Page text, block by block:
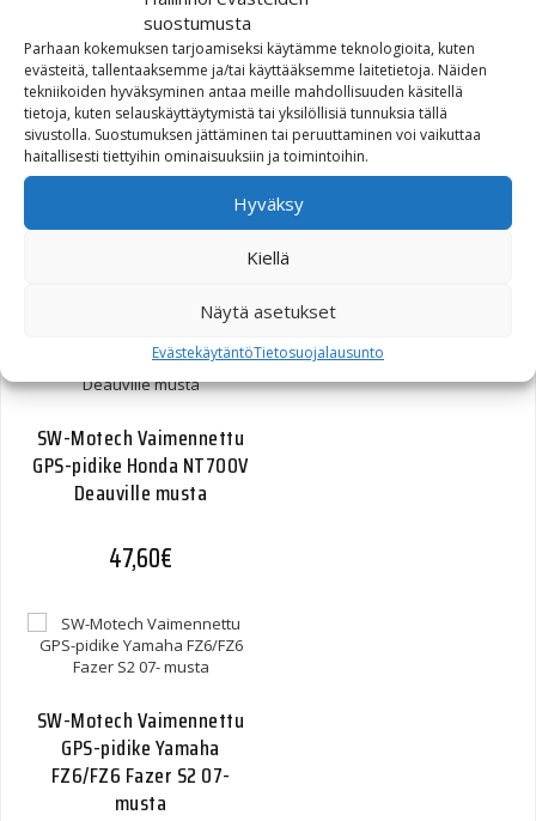
suostumusta
Parhaan kokemuksen tarjoamiseksi käytämme teknologioita, kuten
evästeitä, tallentaaksemme ja/tai käyttääksemme laitetietoja. Näiden
tekniikoiden hyväksyminen antaa meille mahdollisuuden käsitellä
tietoja, kuten selauskäyttäytymistä tai yksilöllisiä tunnuksia tällä
sivustolla. Suostumuksen jättäminen tai peruuttaminen voi vaikuttaa
haitallisesti tiettyihin ominaisuuksiin ja toimintoihin.
Hyväksy
Kiellä
Näytä asetukset
EvästekäytäntöTietosuojalausunto
SW-Motech Vaimennettu
GPS-pidike BMW
R1100GS/R1150GS/R1200GS
SW-Motech Vaimennettu
GPS-pidike Honda NT700V
Deauville musta
47,60€
SW-Motech Vaimennettu
GPS-pidike Yamaha
FZ6/FZ6 Fazer S2 07-
musta